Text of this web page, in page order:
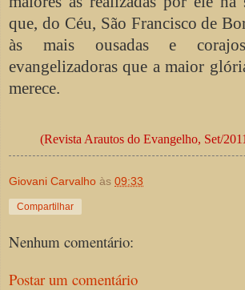
que, do Céu, São Francisco de
às mais ousadas e
evangelizadoras que a maior
merece.
(Revista Arautos do Evangelho, Set/
Giovani Carvalho às 09:33
Compartilhar
Nenhum comentário:
Postar um comentário